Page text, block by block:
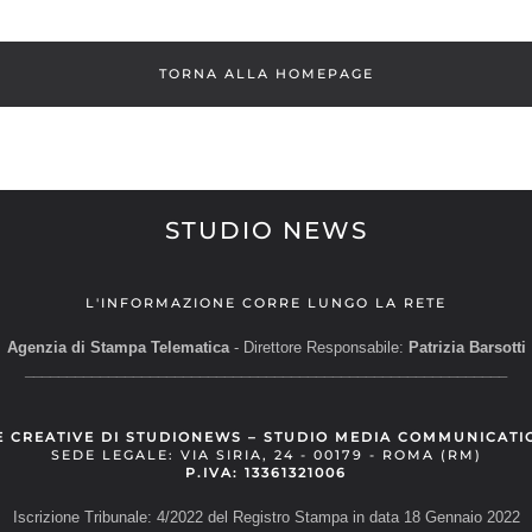
TORNA ALLA HOMEPAGE
STUDIO NEWS
L'INFORMAZIONE CORRE LUNGO LA RETE
Agenzia di Stampa Telematica- Direttore Responsabile: Patrizia Barsotti
CREATIVE DI STUDIONEWS – STUDIO MEDIA
SEDE LEGALE: VIA SIRIA, 24 - 00179 - ROMA (RM)
P.IVA: 13361321006
Iscrizione Tribunale: 4/2022 del Registro Stampa in data 18 Gennaio 2022